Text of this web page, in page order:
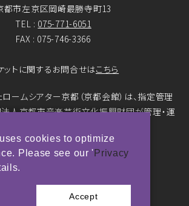
都市左京区岡崎最勝寺町13
TEL : 075-771-6051
FAX : 075-746-3366
ットに関するお問合せはこちら
ームシアター京都（京都会館）は、指定管理
人京都市音楽芸術文化振興財団が管理・運
Kyoto. All rights reserved.
ージメインバナー 撮影：市川靖史
cookies to optimize
Please see our ' Privacy
Accept